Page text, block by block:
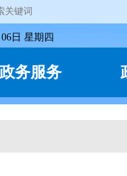
日 星期四
政务服务